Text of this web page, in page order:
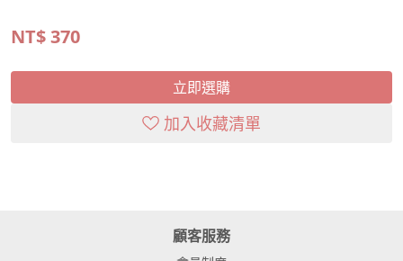
NT$370
立即選購
加入收藏清單
顧客服務